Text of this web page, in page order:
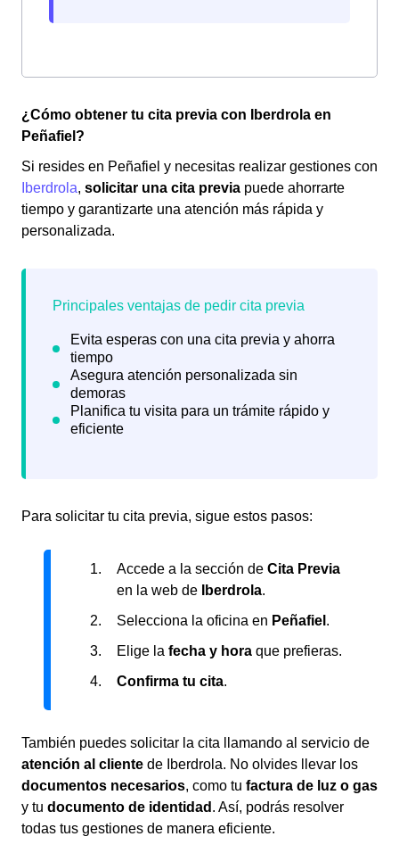
¿Cómo obtener tu cita previa con Iberdrola en
Peñafiel?
Si resides en Peñafiel y necesitas realizar gestiones con
Iberdrola, solicitar una cita previa puede ahorrarte
tiempo y garantizarte una atención más rápida y
personalizada.
Para solicitar tu cita previa, sigue estos pasos:
Accede a la sección de Cita Previa
en la web de
Iberdrola.
Selecciona la oficina en Peñafiel .
Elige la fecha y hora que prefieras.
Confirma tu cita.
También puedes solicitar la cita llamando al servicio de
atención al cliente de Iberdrola. No olvides llevar los
documentos necesarios, como tu factura de luz o gas
y tu documento de identidad . Así, podrás resolver
todas tus gestiones de manera eficiente.